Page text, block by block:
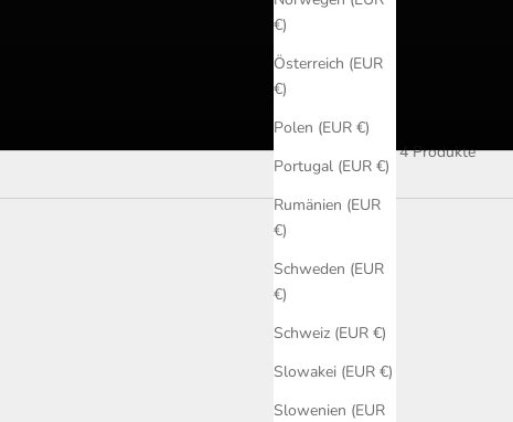
€)
Österreich (EUR
€)
Polen (EUR €)
Portugal (EUR €)
Rumänien (EUR
€)
Schweden (EUR
€)
Schweiz (EUR €)
Slowakei (EUR €)
Slowenien (EUR
4 Produkte